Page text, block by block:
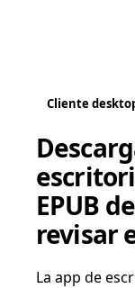
Cliente
EPUB
revisar
La app de